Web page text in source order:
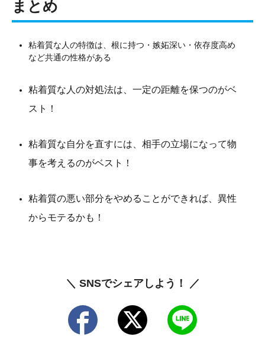
まとめ
粘着質な人の特徴は、根に持つ・嫉妬深い・依存度高め
など共通の性格がある
粘着質な人の対処法は、一定の距離を保つのがベ
スト！
粘着質な自分を直すには、相手の立場になって物
事を考えるのがベスト！
粘着質の悪い部分をやめることができれば、異性
からモテるかも！
＼ SNSでシェアしよう！ ／